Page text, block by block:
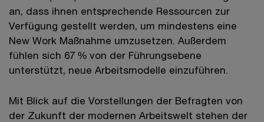
an, dass ihnen entsprechende Ressourcen zur
Verfügung gestellt werden, um mindestens eine
New Work Maßnahme umzusetzen. Außerdem
fühlen sich 67 % von der Führungsebene
unterstützt, neue Arbeitsmodelle einzuführen.
Mit Blick auf die Vorstellungen der Befragten von
der Zukunft der modernen Arbeitswelt stehen der